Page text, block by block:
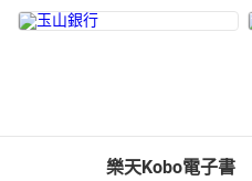
樂天Kobo電子書